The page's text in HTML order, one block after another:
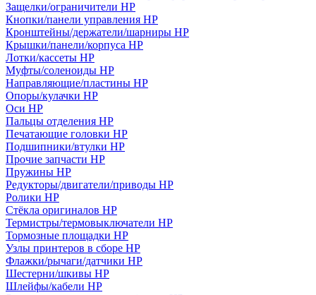
Защелки/ограничители HP
Кнопки/панели управления HP
Кронштейны/держатели/шарниры HP
Крышки/панели/корпуса HP
Лотки/кассеты HP
Муфты/соленоиды HP
Направляющие/пластины HP
Опоры/кулачки HP
Оси HP
Пальцы отделения HP
Печатающие головки HP
Подшипники/втулки HP
Прочие запчасти HP
Пружины HP
Редукторы/двигатели/приводы HP
Ролики HP
Стёкла оригиналов HP
Термистры/термовыключатели HP
Тормозные площадки HP
Узлы принтеров в сборе HP
Флажки/рычаги/датчики HP
Шестерни/шкивы HP
Шлейфы/кабели HP